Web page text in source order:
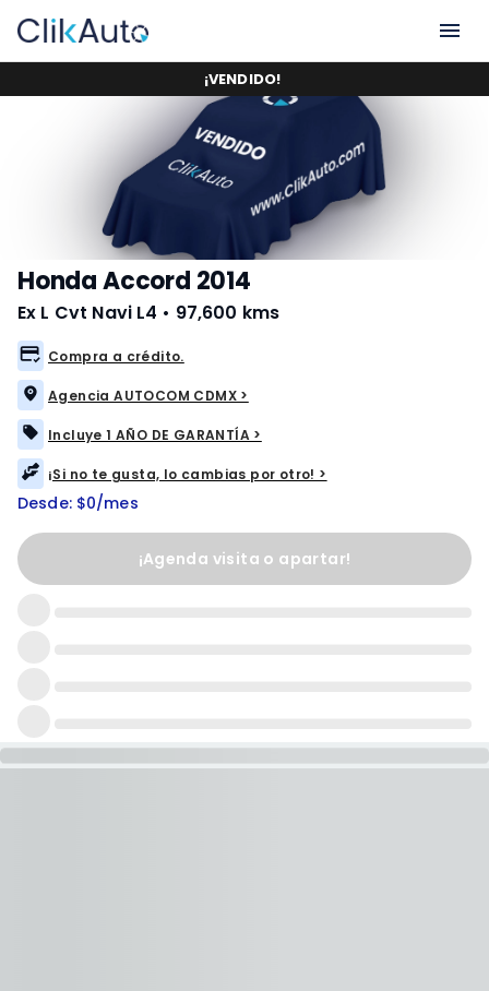
¡VENDIDO!
Honda Accord 2014
Ex L Cvt Navi L4 • 97,600 kms
Compra a crédito.
Agencia AUTOCOM CDMX >
Incluye 1 AÑO DE GARANTÍA >
¡Si no te gusta, lo cambias por otro! >
Desde: $0/mes
¡Agenda visita o apartar!